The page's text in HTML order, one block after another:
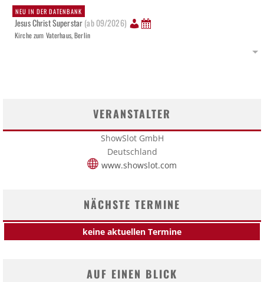
NEU IN DER DATENBANK
Jesus Christ Superstar(ab 09/2026)
Kirche zum Vaterhaus, Berlin
VERANSTALTER
ShowSlot GmbH
Deutschland
www.showslot.com
NÄCHSTE TERMINE
keine aktuellen Termine
AUF EINEN BLICK